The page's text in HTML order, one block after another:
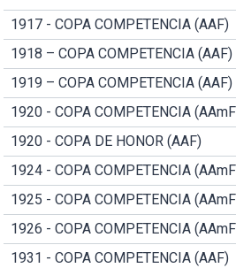
1917 - COPA COMPETENCIA (AAF)
1918 – COPA COMPETENCIA (AAF)
1919 – COPA COMPETENCIA (AAF)
1920 - COPA COMPETENCIA
1920 - COPA DE HONOR (AAF)
1924 - COPA COMPETENCIA
1925 - COPA COMPETENCIA
1926 - COPA COMPETENCIA
1931 - COPA COMPETENCIA (AAF)